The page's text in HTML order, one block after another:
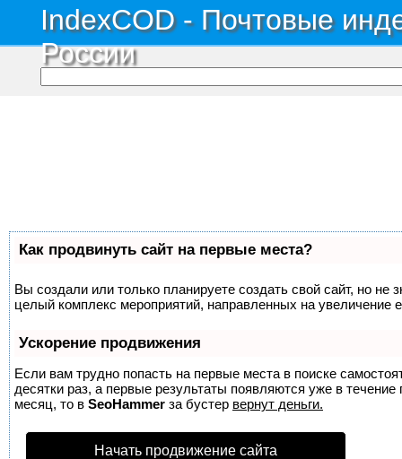
IndexCOD - Почтовые
России
Как продвинуть сайт на первые места?
Вы создали или только планируете создать свой сайт, но не
целый комплекс мероприятий, направленных на увеличение
Ускорение продвижения
Если вам трудно попасть на первые места в поиске
десятки раз, а первые результаты появляются уже в
месяц, то в SeoHammer за бустер вернут деньги.
Начать продвижение сайта